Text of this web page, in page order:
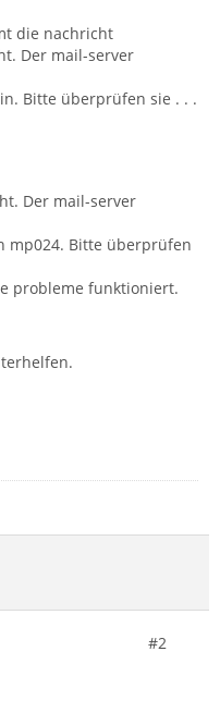
die nachricht
Der mail-server
Bitte überprüfen sie . . .
Der mail-server
mp024. Bitte überprüfen
probleme funktioniert.
#2